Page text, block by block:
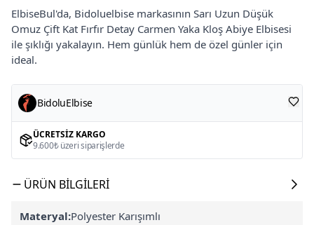
ElbiseBul'da, Bidoluelbise markasının Sarı Uzun Düşük
Omuz Çift Kat Fırfır Detay Carmen Yaka Kloş Abiye Elbisesi
ile şıklığı yakalayın. Hem günlük hem de özel günler için
ideal.
BidoluElbise
ÜCRETSIZ KARGO
9.600₺ üzeri siparişlerde
ÜRÜN BILGILERI
Materyal:Polyester Karışımlı